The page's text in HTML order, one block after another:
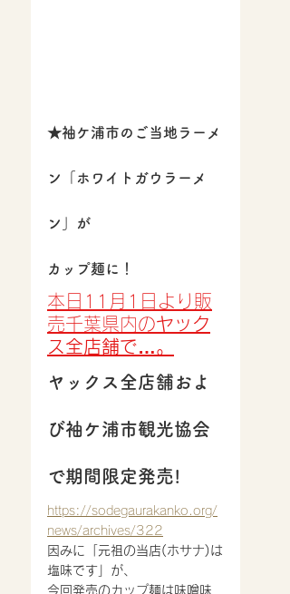
★袖ケ浦市のご当地ラーメ
ン「ホワイトガウラーメ
ン」が
カップ麺に！
本日11月1日より販
売千葉県内のヤック
ス全店舗で…。
ヤックス全店舗およ
び袖ケ浦市観光協会
で期間限定発売!
https://sodegaurakanko.org/
news/archives/322
因みに「元祖の当店(ホサナ)は
塩味です」が、
今回発売のカップ麺は味噌味